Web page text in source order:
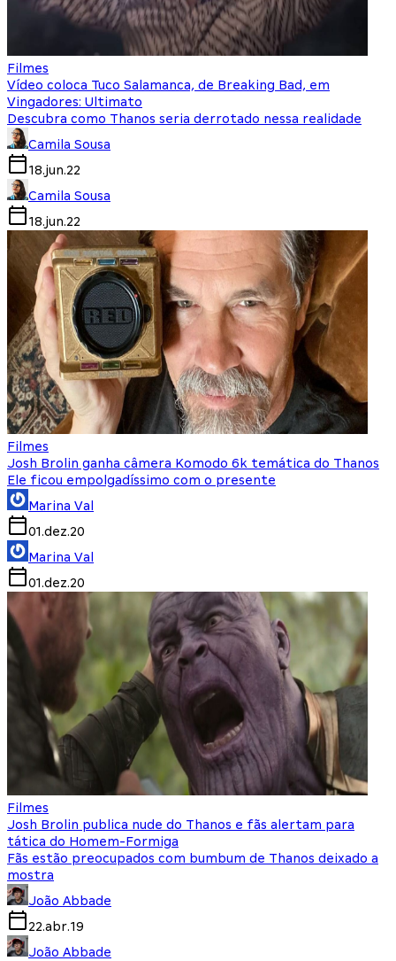
Filmes
Vídeo coloca Tuco Salamanca, de Breaking Bad, em
Vingadores: Ultimato
Descubra como Thanos seria derrotado nessa realidade
Camila Sousa
18.jun.22
Camila Sousa
18.jun.22
Filmes
Josh Brolin ganha câmera Komodo 6k temática do Thanos
Ele ficou empolgadíssimo com o presente
Marina Val
01.dez.20
Marina Val
01.dez.20
Filmes
Josh Brolin publica nude do Thanos e fãs alertam para
tática do Homem-Formiga
Fãs estão preocupados com bumbum de Thanos deixado a
mostra
João Abbade
22.abr.19
João Abbade